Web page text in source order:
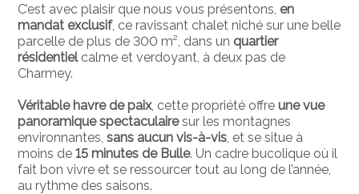
C’est avec plaisir que nous vous présentons, en
mandat exclusif, ce ravissant chalet niché sur une belle
parcelle de plus de 300 m², dans un quartier
résidentiel calme et verdoyant, à deux pas de
Charmey.
Véritable havre de paix, cette propriété offre une vue
panoramique spectaculairesur les montagnes
environnantes,sans aucun vis-à-vis , et se situe à
moins de15 minutes de Bulle. Un cadre bucolique où il
fait bon vivre et se ressourcer tout au long de l’année,
au rythme des saisons.